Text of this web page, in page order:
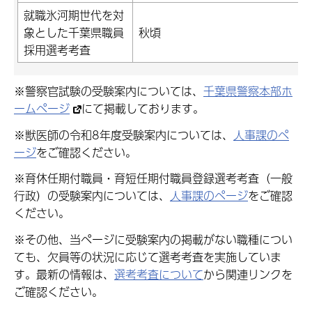
就職氷河期世代を対
象とした千葉県職員
採用選考考査
秋頃
※警察官試験の受験案内については、 千葉県警察本部ホ
ームページ
にて掲載しております。
※獣医師の令和8年度受験案内については、 人事課のペ
ージをご確認ください。
※育休任期付職員・育短任期付職員登録選考考査（一般
行政）の受験案内については、 人事課のページをご確認
ください。
※その他、当ページに受験案内の掲載がない職種につい
ても、欠員等の状況に応じて選考考査を実施していま
す。最新の情報は、 選考考査についてから関連リンクを
ご確認ください。